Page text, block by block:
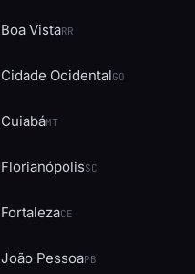
Boa VistaRR
Cidade OcidentalGO
CuiabáMT
FlorianópolisSC
FortalezaCE
João PessoaPB